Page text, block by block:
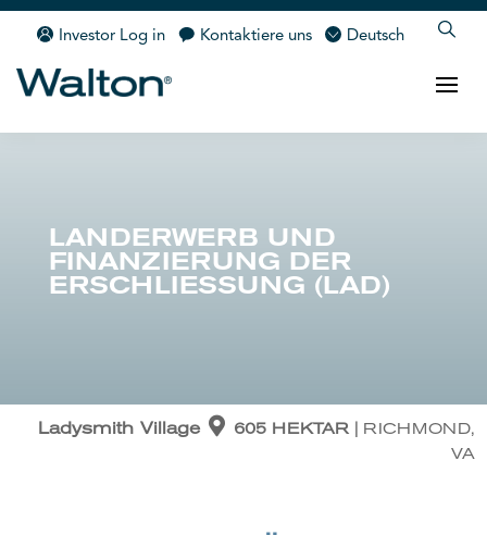
Investor Log in Kontaktiere uns Deutsch
LANDERWERB UND
FINANZIERUNG DER
ERSCHLIESSUNG (LAD)
Ladysmith Village 605 HEKTAR
RICHMOND,
VA